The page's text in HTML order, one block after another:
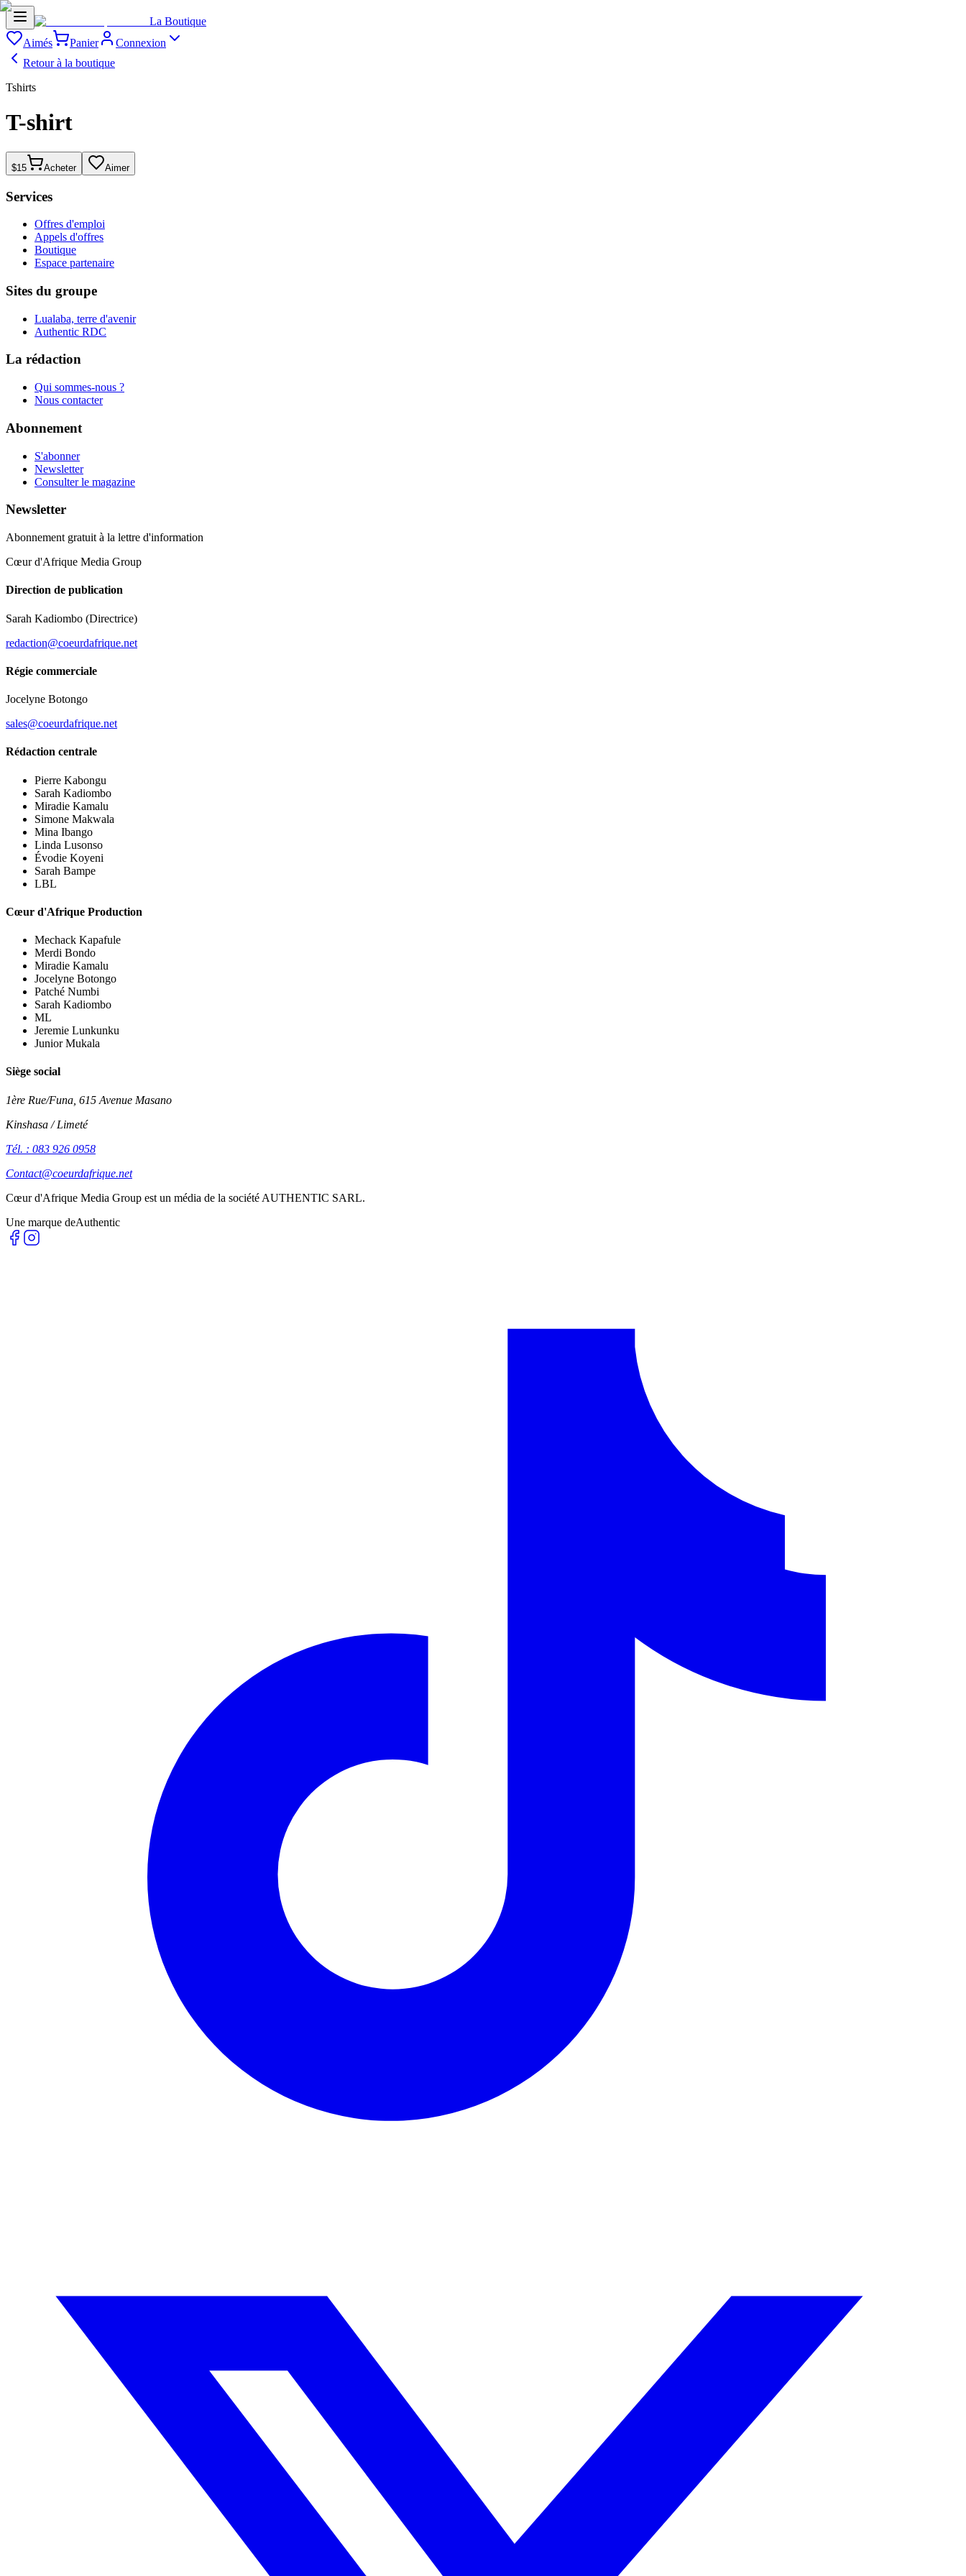
La Boutique
Aimés
Panier
Connexion
Retour à la boutique
Tshirts
T-shirt
$15 Acheter Aimer
Services
Offres d'emploi
Appels d'offres
Boutique
Espace partenaire
Sites du groupe
Lualaba, terre d'avenir
Authentic RDC
La rédaction
Qui sommes-nous ?
Nous contacter
Abonnement
S'abonner
Newsletter
Consulter le magazine
Newsletter
Abonnement gratuit à la lettre d'information
Cœur d'Afrique Media Group
Direction de publication
Sarah Kadiombo (Directrice)
redaction@coeurdafrique.net
Régie commerciale
Jocelyne Botongo
sales@coeurdafrique.net
Rédaction centrale
Pierre Kabongu
Sarah Kadiombo
Miradie Kamalu
Simone Makwala
Mina Ibango
Linda Lusonso
Évodie Koyeni
Sarah Bampe
LBL
Cœur d'Afrique Production
Mechack Kapafule
Merdi Bondo
Miradie Kamalu
Jocelyne Botongo
Patché Numbi
Sarah Kadiombo
ML
Jeremie Lunkunku
Junior Mukala
Siège social
1ère Rue/Funa, 615 Avenue Masano
Kinshasa / Limeté
Tél. : 083 926 0958
Contact@coeurdafrique.net
Cœur d'Afrique Media Group est un média de la société AUTHENTIC SARL.
Une marque deAuthentic